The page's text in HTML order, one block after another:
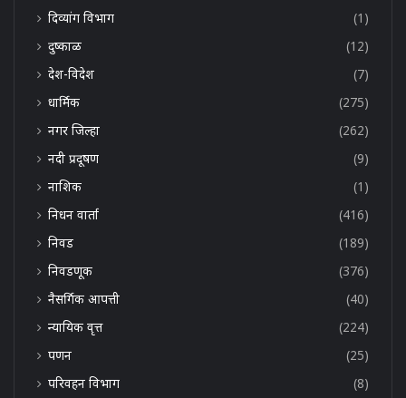
दिव्यांग विभाग
(1)
दुष्काळ
(12)
देश-विदेश
(7)
धार्मिक
(275)
नगर जिल्हा
(262)
नदी प्रदूषण
(9)
नाशिक
(1)
निधन वार्ता
(416)
निवड
(189)
निवडणूक
(376)
नैसर्गिक आपत्ती
(40)
न्यायिक वृत्त
(224)
पणन
(25)
परिवहन विभाग
(8)